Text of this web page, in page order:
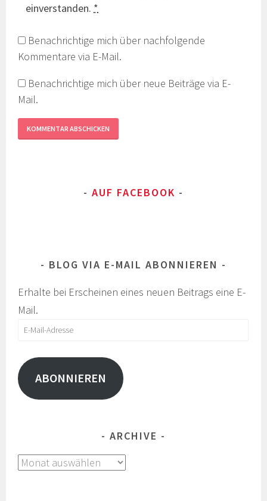
einverstanden. *
Benachrichtige mich über nachfolgende
Kommentare via E-Mail.
Benachrichtige mich über neue Beiträge via E-
Mail.
AUF FACEBOOK
BLOG VIA E-MAIL ABONNIEREN
Erhalte bei Erscheinen eines neuen Beitrags eine E-
Mail.
E-
Adresse
ABONNIEREN
ARCHIVE
Archive